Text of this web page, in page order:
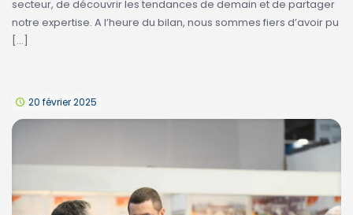
secteur, de découvrir les tendances de demain et de partager
notre expertise. A l’heure du bilan, nous sommes fiers d’avoir pu
[…]
20 février 2025